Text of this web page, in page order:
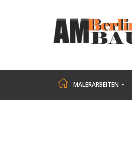
MALERARBEITEN